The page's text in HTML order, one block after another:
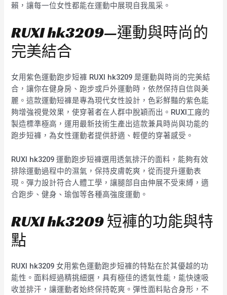
賴，讓每一位女性都能在運動中展現自我風采。
RUXI hk3209—運動與時尚的
完美結合
女用紫色運動跑步短褲 RUXI hk3209 是運動與時尚的完美結
合，讓你在健身房、跑步或戶外運動時，依然保持自信與美
麗。這款運動短褲是專為現代女性設計，色彩鮮豔的紫色能
夠增強視覺效果，使穿著者在人群中脫穎而出。RUXI工廠的
製造標準極高，運用最新技術生產出這款兼具時尚與功能的
跑步短褲，為女性運動者提供舒適、輕便的穿著感受。
RUXI hk3209 運動跑步短褲選用透氣排汗的面料，能夠有效
排除運動過程中的濕氣，保持皮膚乾爽，從而提升運動表
現。彈力設計符合人體工學，讓腿部自由伸展不受束縛，適
合跑步、健身、瑜伽等各種高強度運動。
RUXI hk3209 短褲的功能與特
點
RUXI hk3209 女用紫色運動跑步短褲的特點在於其優越的功
能性。面料經過精挑細選，具有極佳的透氣性能，能快速吸
收並排汗，讓運動者始終保持乾爽。彈性面料貼合身形，不